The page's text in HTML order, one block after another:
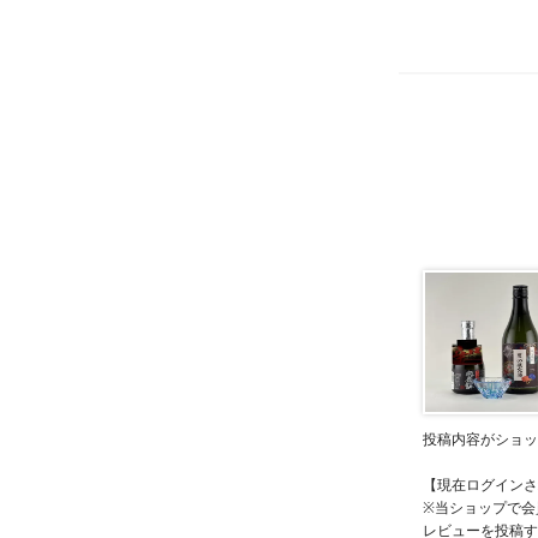
投稿内容がショ
【現在ログイン
※当ショップで会
レビューを投稿